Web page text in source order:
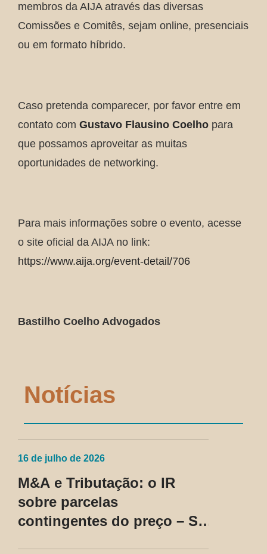
membros da AIJA através das diversas
Comissões e Comitês, sejam online, presenciais
ou em formato híbrido.
Caso pretenda comparecer, por favor entre em
contato com Gustavo Flausino Coelho para
que possamos aproveitar as muitas
oportunidades de networking.
Para mais informações sobre o evento, acesse
o site oficial da AIJA no link:
https://www.aija.org/event-detail/706
Bastilho Coelho Advogados
Notícias
16 de julho de 2026
M&A e Tributação: o IR
sobre parcelas
contingentes do preço – SC